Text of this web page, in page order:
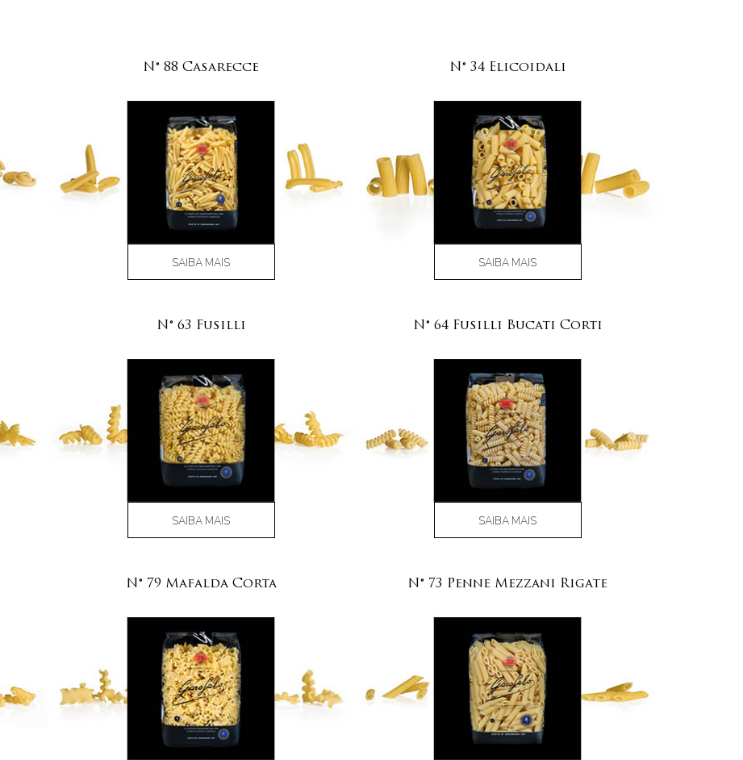
N° 88 Casarecce
SAIBA MAIS
N° 34 Elicoidali
SAIBA MAIS
N° 63 Fusilli
SAIBA MAIS
N° 64 Fusilli Bucati Corti
SAIBA MAIS
N° 79 Mafalda Corta N° 73 Penne Mezzani Rigate